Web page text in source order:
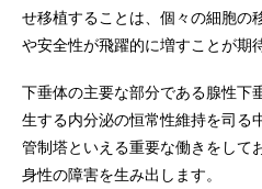
せ移植することは、個々の細胞の
や安全性が飛躍的に増すことが期
下垂体の主要な部分である腺性下
生する内分泌の恒常性維持を司る
管制塔といえる重要な働きをして
身性の障害を生み出します。